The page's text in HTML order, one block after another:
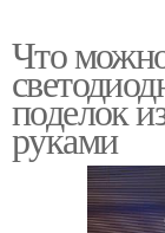
Что
поделок
руками